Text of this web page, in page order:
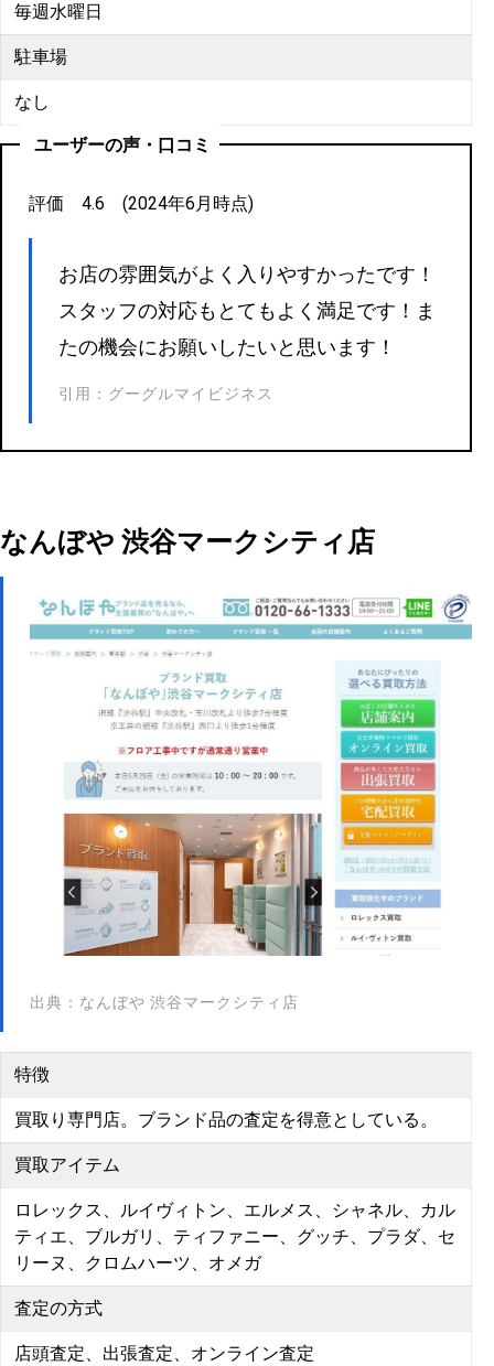
毎週水曜日
駐車場
なし
ユーザーの声・口コミ
評価 4.6 (2024年6月時点)
お店の雰囲気がよく入りやすかったです！
スタッフの対応もとてもよく満足です！ま
たの機会にお願いしたいと思います！
引用：グーグルマイビジネス
なんぼや 渋谷マークシティ店
出典：なんぼや 渋谷マークシティ店
特徴
買取り専門店。ブランド品の査定を得意としている。
買取アイテム
ロレックス、ルイヴィトン、エルメス、シャネル、カル
ティエ、ブルガリ、ティファニー、グッチ、プラダ、セ
リーヌ、クロムハーツ、オメガ
査定の方式
店頭査定、出張査定、オンライン査定